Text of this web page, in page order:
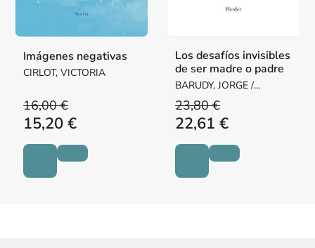
Imágenes negativas
CIRLOT, VICTORIA
16,00 €
15,20 €
Los desafíos invisibles
de ser madre o padre
BARUDY, JORGE /
DANTAGNAN, MARYORIE
23,80 €
22,61 €